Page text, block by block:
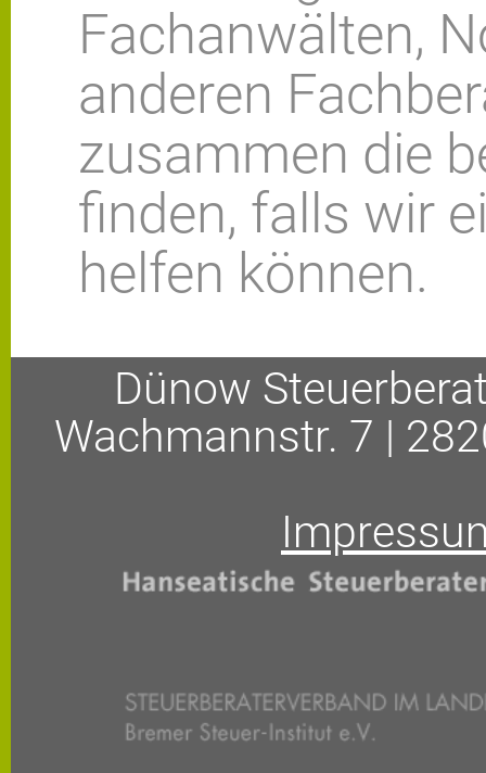
Fachanwälten,
anderen
zusammen die
finden, falls wir
helfen können.
Dünow
Wachmannstr. 7 |